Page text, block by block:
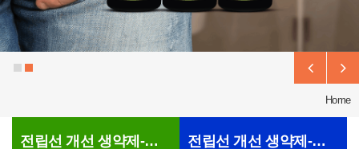
Home
전립선 개선 생약제-프로맨 전립선 개선 생약제-프로맨